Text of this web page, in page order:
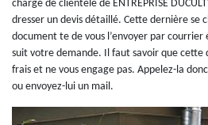
chargé de clientèle de ENTREPRISE
dresser un devis détaillé. Cette dernière se
document te de vous l’envoyer par courrier
suit votre demande. Il faut savoir que cette
frais et ne vous engage pas. Appelez-la
ou envoyez-lui un mail.